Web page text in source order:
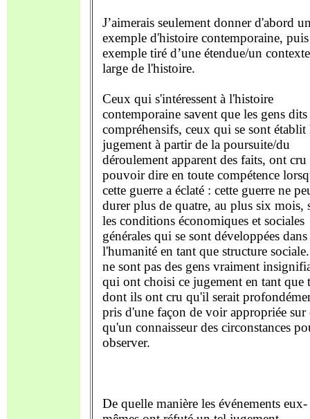
J’aimerais seulement donner d'abord
exemple d'histoire contemporaine,
exemple tiré d’une étendue/un
large de l'histoire.
Ceux qui s'intéressent à l'histoire
contemporaine savent que les gens dits
compréhensifs, ceux qui se sont établit
jugement à partir de la poursuite/du
déroulement apparent des faits, ont cru
pouvoir dire en toute compétence
cette guerre a éclaté : cette guerre ne
durer plus de quatre, au plus six mois,
les conditions économiques et sociales
générales qui se sont développées dans
l'humanité en tant que structure
ne sont pas des gens vraiment
qui ont choisi ce jugement en tant que
dont ils ont cru qu'il serait
pris d'une façon de voir appropriée sur
qu'un connaisseur des circonstances
observer.
De quelle manière les événements eux-